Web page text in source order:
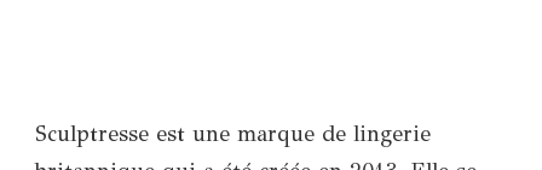
Sculptresse est une marque de lingerie